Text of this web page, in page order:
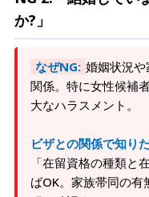
か?」
なぜNG: 婚姻状況
関係。特に女性候補
大なハラスメント。
ビザとの関係で知り
「在留資格の種類と
ばOK。家族帯同の有